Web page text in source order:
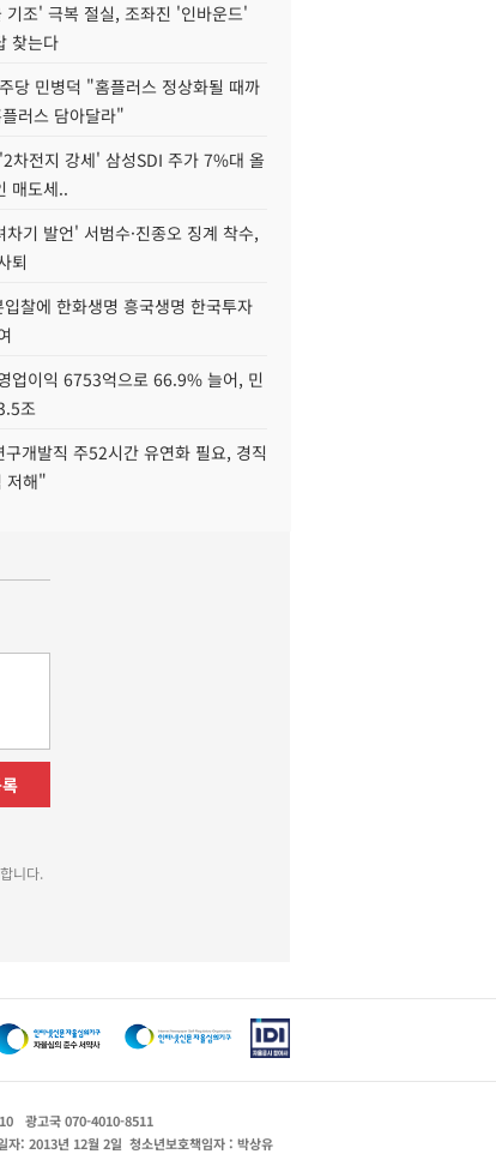
기조' 극복 절실, 조좌진 '인바운드'
찾는다
당 민병덕 "홈플러스 정상화될 때까
러스 담아달라"
차전지 강세' 삼성SDI 주가 7%대 올
매도세..
기 발언' 서범수·진종오 징계 착수,
퇴
찰에 한화생명 흥국생명 한국투자
업이익 6753억으로 66.9% 늘어, 민
조
개발직 주52시간 유연화 필요, 경직
저해"
니다.
광고국 070-4010-8511
자: 2013년 12월 2일 청소년보호책임자 : 박상유